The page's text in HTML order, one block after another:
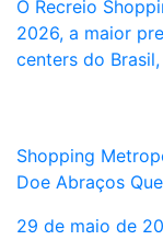
O Recreio
2026, a maior
centers do
Shopping
Doe Abraços
29 de maio de